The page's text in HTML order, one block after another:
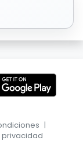
|
privacidad